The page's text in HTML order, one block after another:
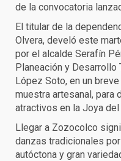
de la convocatoria
El titular de la
Olvera, develó este
por el alcalde Serafín
Planeación y Desarrollo
López Soto, en un
muestra artesanal, para
atractivos en la Joya del
Llegar a Zozocolco
danzas tradicionales
autóctona y gran